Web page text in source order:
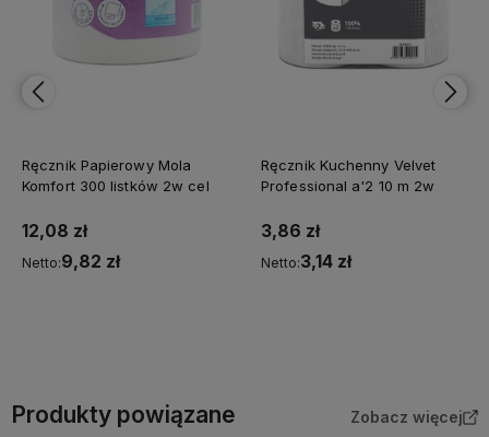
Ręcznik Papierowy Mola
Komfort 300 listków 2w cel
12,08 zł
Netto:9,82 zł
Ręcznik Kuchenny Velvet
Professional a'2 10 m 2w
3,86 zł
Netto:3,14 zł
Produkty powiązane Zobacz więcej